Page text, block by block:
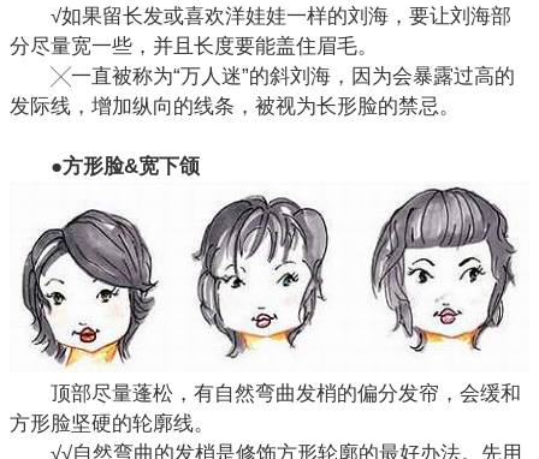
√如果留长发或喜欢洋娃娃一样的刘海，要让刘海部
分尽量宽一些，并且长度要能盖住眉毛。
╳一直被称为“万人迷”的斜刘海，因为会暴露过高的
发际线，增加纵向的线条，被视为长形脸的禁忌。
●方形脸&宽下颌
顶部尽量蓬松，有自然弯曲发梢的偏分发帘，会缓和
方形脸坚硬的轮廓线。
√√自然弯曲的发梢是修饰方形轮廓的最好办法。先用